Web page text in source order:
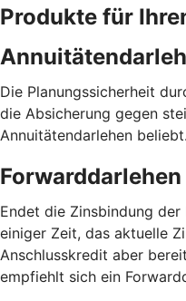
Produkte für
Die Planungs­sicherheit
die Absicherung gegen
Annuitäten­darlehen beliebt.
Forward­darlehen
Endet die Zinsbindung
einiger Zeit, das aktuelle
Anschluss­kredit aber
empfiehlt sich ein